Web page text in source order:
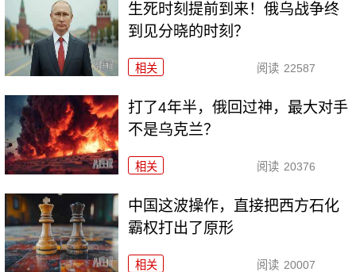
生死时刻提前到来！俄乌战争终
到见分晓的时刻？
相关 阅读 22587
打了4年半，俄回过神，最大对手
不是乌克兰？
相关 阅读 20376
中国这波操作，直接把西方石化
霸权打出了原形
相关 阅读 20007